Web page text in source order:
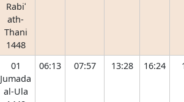
Rabiʿ
ath-
Thani
1448
01
Jumada
al-Ula
06:13 07:57 13:28 16:24